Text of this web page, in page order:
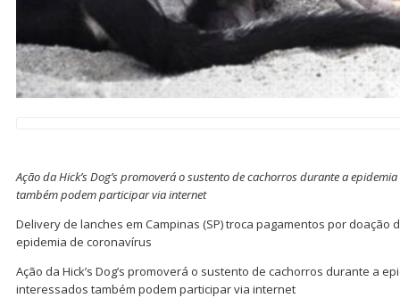
Ação da Hick’s Dog’s promoverá o sustento de cachorros durante a
também podem participar via internet
Delivery de lanches em Campinas (SP) troca pagamentos por
epidemia de coronavírus
Ação da Hick’s Dog’s promoverá o sustento de cachorros durante a
interessados também podem participar via internet